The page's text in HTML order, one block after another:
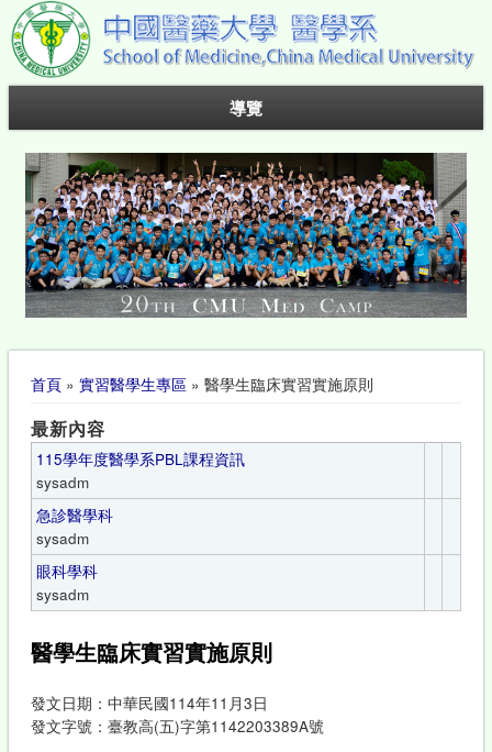
導覽
您在這裡
首頁» 實習醫學生專區» 醫學生臨床實習實施原則
最新內容
115學年度醫學系PBL課程資訊
sysadm
急診醫學科
sysadm
眼科學科
sysadm
醫學生臨床實習實施原則
發文日期：中華民國114年11月3日
發文字號：臺教高(五)字第1142203389A號